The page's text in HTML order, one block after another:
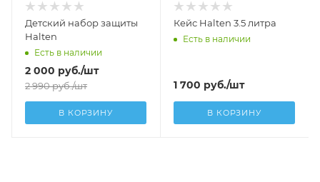
Детский набор защиты
Halten
Есть в наличии
2 000 руб./шт
2 990руб./шт
В КОРЗИНУ
Кейс Halten 3.5 литра
Есть в наличии
1 700 руб./шт
В КОРЗИНУ